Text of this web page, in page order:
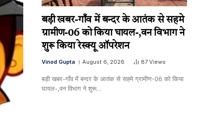
बड़ी खबर-गाँव में बन्दर के आतंक से सहमे
ग्रामीण-06 को किया घायल-,वन विभाग ने
शुरू किया रेस्क्यू ऑपरेशन
Vinod Gupta August 6, 2026 87 Views
बड़ी खबर-गाँव में बन्दर के आतंक से सहमे ग्रामीण-06 को किया
घायल-,वन विभाग ने शुरू…